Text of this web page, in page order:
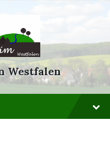
Westfalen